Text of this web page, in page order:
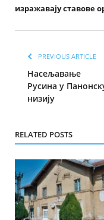
изражавају ставове
PREVIOUS ARTICLE
Насељавање
Русина у
низију
RELATED POSTS